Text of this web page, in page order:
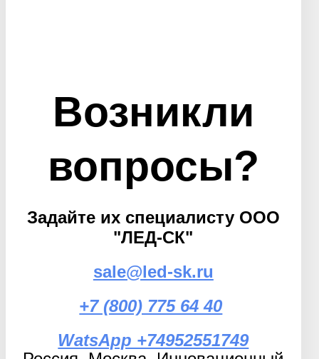
Возникли
вопросы?
Задайте их специалисту ООО
"ЛЕД-СК"
sale@led-sk.ru
+7 (800) 775 64 40
WatsApp +74952551749